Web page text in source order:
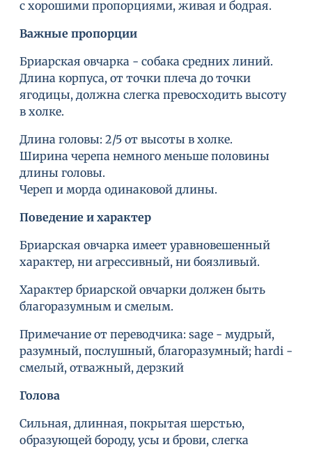
с хорошими пропорциями, живая и бодрая.
Важные пропорции
Бриарская овчарка - собака средних линий.
Длина корпуса, от точки плеча до точки
ягодицы, должна слегка превосходить высоту
в холке.
Длина головы: 2/5 от высоты в холке.
Ширина черепа немного меньше половины
длины головы.
Череп и морда одинаковой длины.
Поведение и характер
Бриарская овчарка имеет уравновешенный
характер, ни агрессивный, ни боязливый.
Характер бриарской овчарки должен быть
благоразумным и смелым.
Примечание от переводчика: sage - мудрый,
разумный, послушный, благоразумный; hardi -
смелый, отважный, дерзкий
Голова
Сильная, длинная, покрытая шерстью,
образующей бороду, усы и брови, слегка